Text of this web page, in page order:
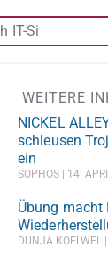
WEITERE
NICKEL
schleusen
ein
SOPHOS 14.
Übung macht
DUNJA KOELWEL